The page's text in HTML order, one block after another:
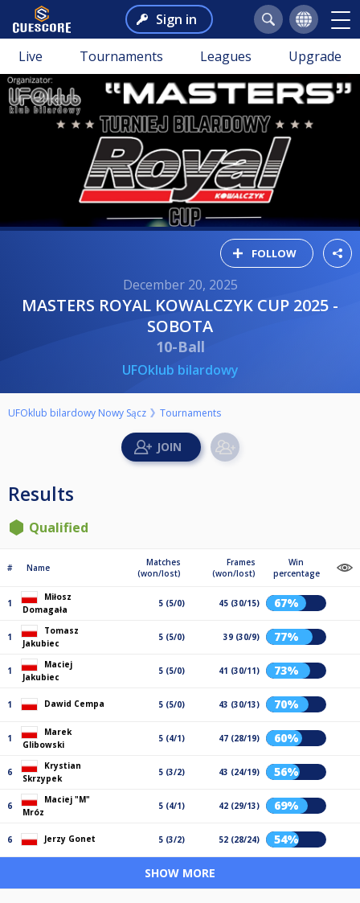
Sign in
Live Tournaments Leagues Upgrade
FOLLOW
December 20, 2025
MASTERS ROYAL KOWALCZYK CUP 2025 -
SOBOTA
10-Ball
UFOklub bilardowy
UFOklub bilardowy Nowy Sącz Tournaments
Results
Qualified
# Name
Matches
(won/lost)
Frames
(won/lost)
Win
percentage
1
Miłosz
Domagała
5 (5/0) 45 (30/15) 67%
1
Tomasz
Jakubiec
5 (5/0) 39 (30/9) 77%
1
Maciej
Jakubiec
5 (5/0) 41 (30/11) 73%
1 Dawid Cempa 5 (5/0) 43 (30/13) 70%
1
Marek
Glibowski
5 (4/1) 47 (28/19) 60%
6
Krystian
Skrzypek
5 (3/2) 43 (24/19) 56%
6
Maciej "M"
Mróz
5 (4/1) 42 (29/13) 69%
6 Jerzy Gonet 5 (3/2) 52 (28/24) 54%
SHOW MORE